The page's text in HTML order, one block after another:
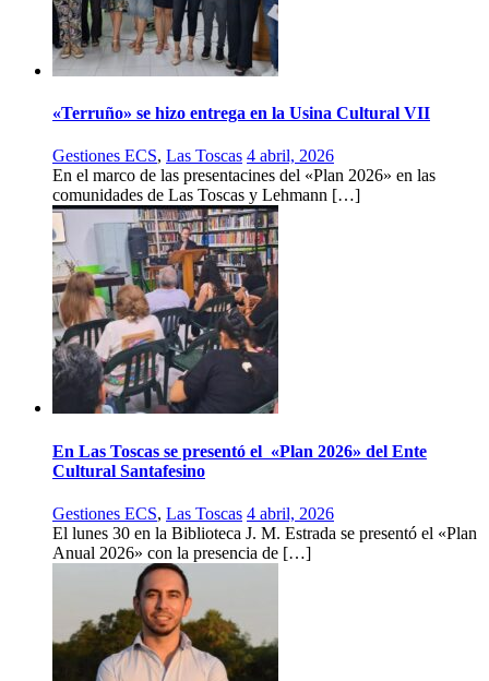
«Terruño» se hizo entrega en la Usina Cultural VII
Gestiones ECS, Las Toscas 4 abril, 2026
En el marco de las presentacines del «Plan 2026» en las
comunidades de Las Toscas y Lehmann […]
En Las Toscas se presentó el «Plan 2026» del Ente
Cultural Santafesino
Gestiones ECS, Las Toscas 4 abril, 2026
El lunes 30 en la Biblioteca J. M. Estrada se presentó el «Plan
Anual 2026» con la presencia de […]